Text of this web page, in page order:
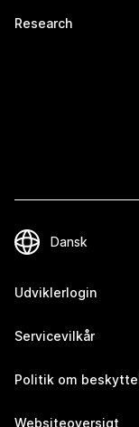
Research
Udviklerlogin
Servicevilkår
Politik om
Websiteoversigt